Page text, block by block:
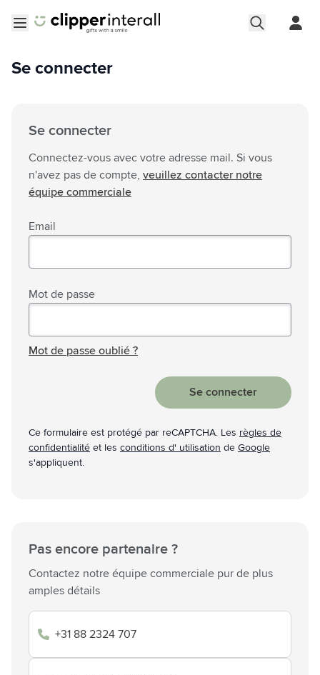
Se connecter
Se connecter
Connectez-vous avec votre adresse mail. Si vous
n'avez pas de compte, veuillez contacter notre
équipe commerciale
Email
Mot de passe
Mot de passe oublié ?
Se connecter
Ce formulaire est protégé par reCAPTCHA. Les règles de
confidentialité et les conditions d' utilisation de Google
s'appliquent.
Pas encore partenaire ?
Contactez notre équipe commerciale pur de plus
amples détails
+31 88 2324 707